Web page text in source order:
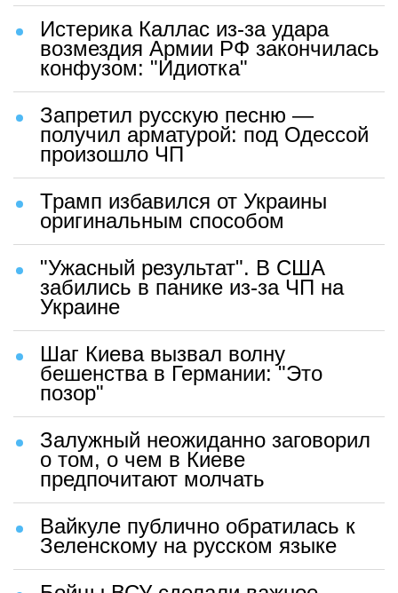
Истерика Каллас из-за удара
возмездия Армии РФ закончилась
конфузом: "Идиотка"
Запретил русскую песню —
получил арматурой: под Одессой
произошло ЧП
Трамп избавился от Украины
оригинальным способом
"Ужасный результат". В США
забились в панике из-за ЧП на
Украине
Шаг Киева вызвал волну
бешенства в Германии: "Это
позор"
Залужный неожиданно заговорил
о том, о чем в Киеве
предпочитают молчать
Вайкуле публично обратилась к
Зеленскому на русском языке